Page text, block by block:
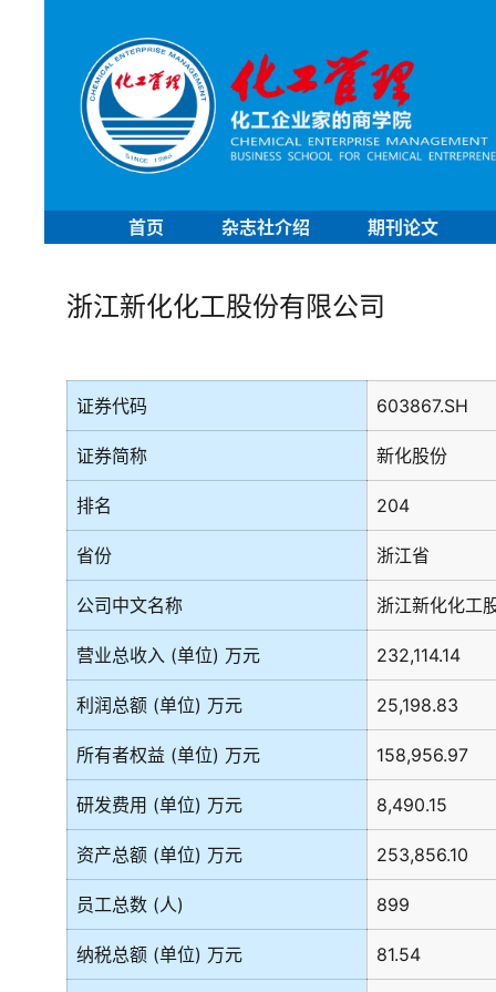
首页 杂志社介绍 期刊论文
浙江新化化工股份有限公司
证券代码 603867.SH
证券简称 新化股份
排名 204
省份 浙江省
公司中文名称 浙江新化化工
营业总收入 (单位) 万元 232,114.14
利润总额 (单位) 万元 25,198.83
所有者权益 (单位) 万元 158,956.97
研发费用 (单位) 万元 8,490.15
资产总额 (单位) 万元 253,856.10
员工总数 (人) 899
纳税总额 (单位) 万元 81.54